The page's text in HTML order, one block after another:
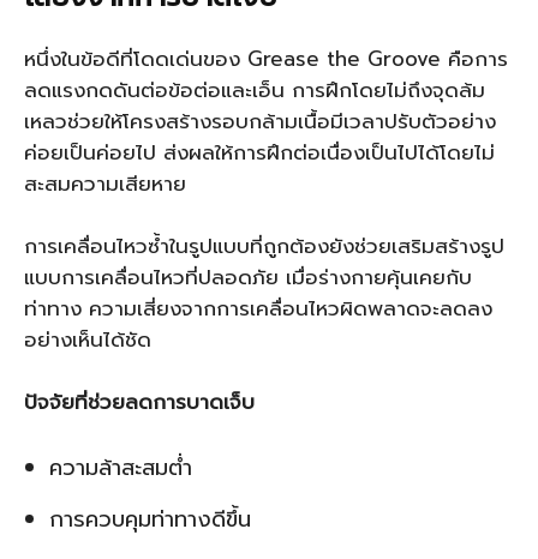
หนึ่งในข้อดีที่โดดเด่นของ Grease the Groove คือการ
ลดแรงกดดันต่อข้อต่อและเอ็น การฝึกโดยไม่ถึงจุดล้ม
เหลวช่วยให้โครงสร้างรอบกล้ามเนื้อมีเวลาปรับตัวอย่าง
ค่อยเป็นค่อยไป ส่งผลให้การฝึกต่อเนื่องเป็นไปได้โดยไม่
สะสมความเสียหาย
การเคลื่อนไหวซ้ำในรูปแบบที่ถูกต้องยังช่วยเสริมสร้างรูป
แบบการเคลื่อนไหวที่ปลอดภัย เมื่อร่างกายคุ้นเคยกับ
ท่าทาง ความเสี่ยงจากการเคลื่อนไหวผิดพลาดจะลดลง
อย่างเห็นได้ชัด
ปัจจัยที่ช่วยลดการบาดเจ็บ
ความล้าสะสมต่ำ
การควบคุมท่าทางดีขึ้น